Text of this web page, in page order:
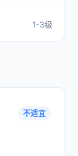
1-3级
不适宜